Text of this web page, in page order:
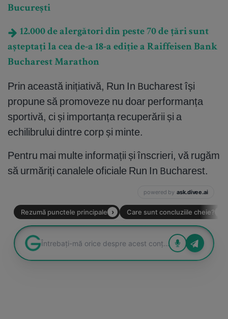
București
12.000 de alergători din peste 70 de țări sunt
așteptați la cea de-a 18-a ediție a Raiffeisen Bank
Bucharest Marathon
Prin această inițiativă, Run In Bucharest își
propune să promoveze nu doar performanța
sportivă, ci și importanța recuperării și a
echilibrului dintre corp și minte.
Pentru mai multe informații și înscrieri, vă rugăm
să urmăriți canalele oficiale Run In Bucharest.